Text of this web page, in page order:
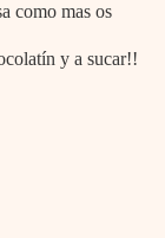
como mas os
y a sucar!!